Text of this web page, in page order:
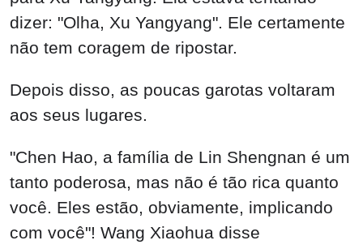
dizer: "Olha, Xu Yangyang". Ele certamente
não tem coragem de ripostar.
Depois disso, as poucas garotas voltaram
aos seus lugares.
"Chen Hao, a família de Lin Shengnan é um
tanto poderosa, mas não é tão rica quanto
você. Eles estão, obviamente, implicando
com você"! Wang Xiaohua disse